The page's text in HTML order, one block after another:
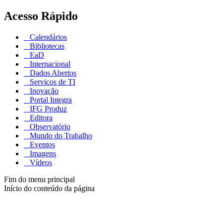
Acesso Rápido
Calendários
Bibliotecas
EaD
Internacional
Dados Abertos
Serviços de TI
Inovação
Portal Integra
IFG Produz
Editora
Observatório
Mundo do Trabalho
Eventos
Imagens
Vídeos
Fim do menu principal
Início do conteúdo da página